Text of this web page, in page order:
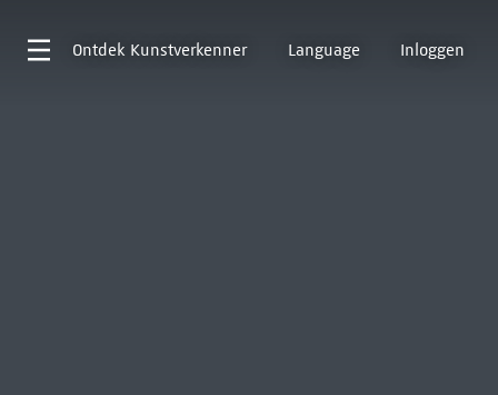
Ontdek Kunstverkenner Language Inloggen